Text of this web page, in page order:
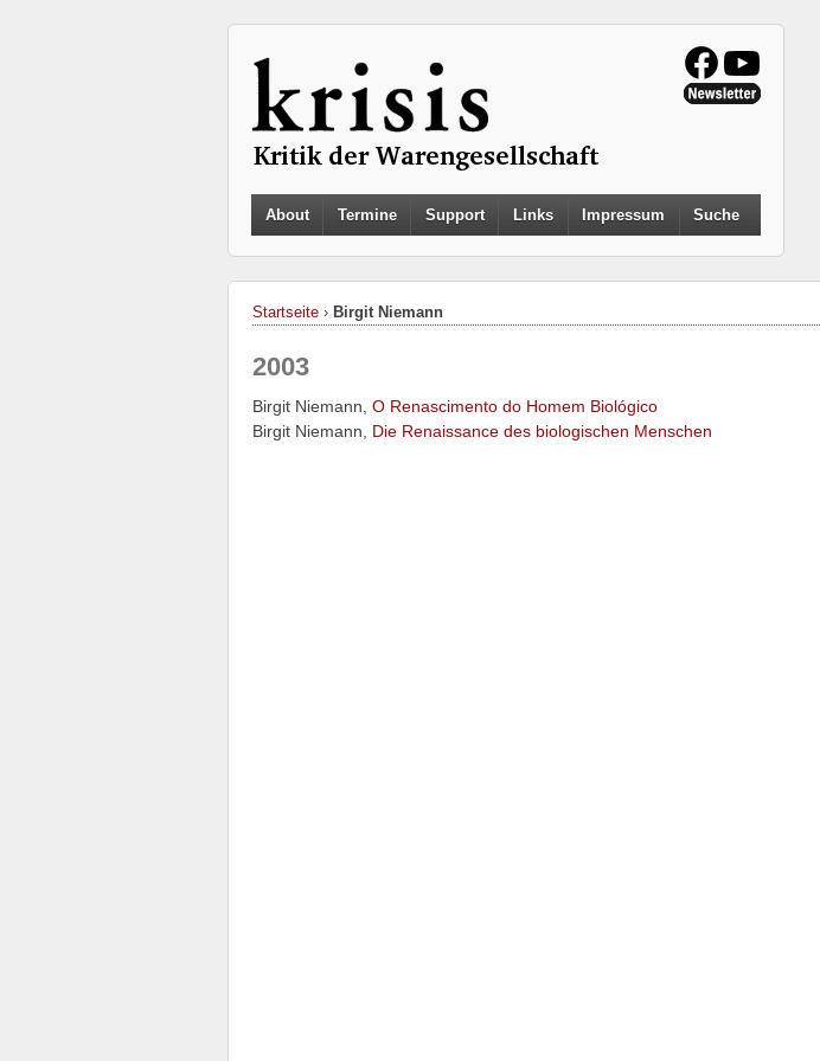
About Termine Support Links Impressum Suche
Startseite › Birgit Niemann
2003
Birgit Niemann, O Renascimento do Homem Biológico
Birgit Niemann, Die Renaissance des biologischen Menschen